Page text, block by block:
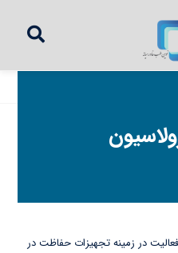
در زمینه تجهیزات حفاظت در